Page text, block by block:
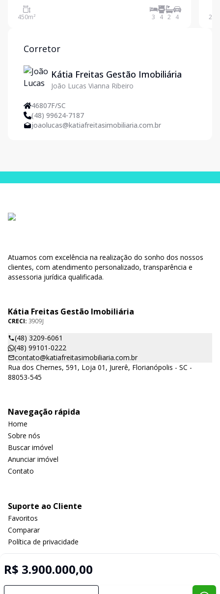
mais desejados de Florianópolis, esta residência de
450 m² oferece conforto, segurança e espaços
450m² 3 4 2 4 220
Corretor
Kátia Freitas Gestão Imobiliária
João Lucas Vianna Ribeiro
46807F/SC
(48) 99624-7187
joaolucas@katiafreitasimobiliaria.com.br
R$ 3.900.000,00
Atuamos com excelência na realização do sonho dos nossos
clientes, com atendimento personalizado, transparência e
assessoria jurídica qualificada.
Kátia Freitas Gestão Imobiliária
CRECI: 3909J
(48) 3209-6061
(48) 99101-0222
contato@katiafreitasimobiliaria.com.br
Rua dos Chernes, 591, Loja 01, Jurerê, Florianópolis - SC -
88053-545
Navegação rápida
Home
Sobre nós
Buscar imóvel
Anunciar imóvel
Contato
Suporte ao Cliente
Favoritos
Comparar
Política de privacidade
Selo de Tecnologia Loft